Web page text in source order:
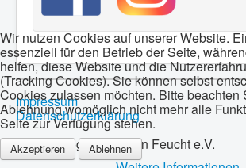
Impressum
Datenschutzerklärung
© 2026 Bogenschützen Feucht e.V.
Wir nutzen Cookies auf unserer Website.
essenziell für den Betrieb der Seite,
helfen, diese Website und die
(Tracking Cookies). Sie können selbst
Cookies zulassen möchten. Bitte beachten
Ablehnung womöglich nicht mehr alle
Seite zur Verfügung stehen.
Akzeptieren Ablehnen